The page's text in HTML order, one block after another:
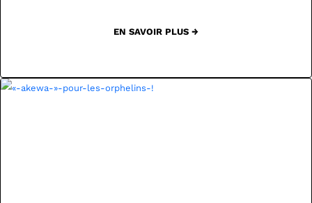
EN SAVOIR PLUS →